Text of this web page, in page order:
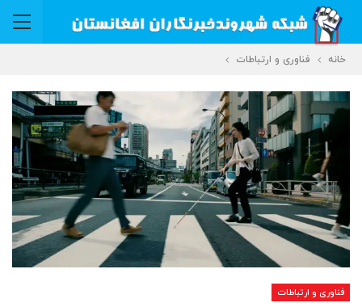
خانه فناوری و ارتباطات
فناوری و ارتباطات